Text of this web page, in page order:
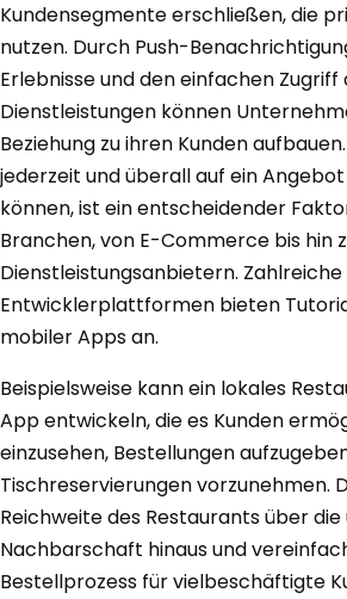
Kundensegmente erschließen, die
nutzen. Durch Push-
Erlebnisse und den einfachen
Dienstleistungen können
Beziehung zu ihren Kunden
jederzeit und überall auf ein
können, ist ein entscheidender
Branchen, von E-Commerce bis hin
Dienstleistungsanbietern. Zahlreiche
Entwicklerplattformen bieten
mobiler Apps an.
Beispielsweise kann ein lokales
App entwickeln, die es Kunden
einzusehen, Bestellungen
Tischreservierungen vorzunehmen.
Reichweite des Restaurants über
Nachbarschaft hinaus und
Bestellprozess für vielbeschäftigte